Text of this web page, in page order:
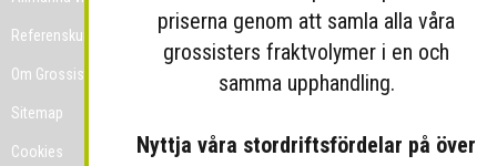
Referenskunder
Om Grossist.se
Sitemap
Cookies
priserna genom att samla alla våra
grossisters fraktvolymer i en och
samma upphandling.
Nyttja våra stordriftsfördelar på över